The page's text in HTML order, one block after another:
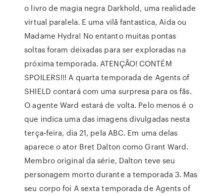
o livro de magia negra Darkhold, uma realidade
virtual paralela. E uma vilã fantastica, Aida ou
Madame Hydra! No entanto muitas pontas
soltas foram deixadas para ser exploradas na
próxima temporada. ATENÇÃO! CONTÉM
SPOILERS!!! A quarta temporada de Agents of
SHIELD contará com uma surpresa para os fãs.
O agente Ward estará de volta. Pelo menos é o
que indica uma das imagens divulgadas nesta
terça-feira, dia 21, pela ABC. Em uma delas
aparece o ator Bret Dalton como Grant Ward.
Membro original da série, Dalton teve seu
personagem morto durante a temporada 3. Mas
seu corpo foi A sexta temporada de Agents of